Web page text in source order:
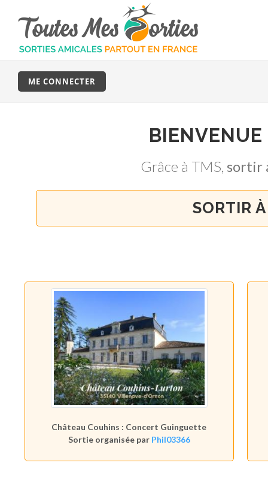
ME CONNECTER
Grâce à TMS, sortir
SORTIR
Château Couhins : Concert Guinguette
Sortie organisée par Phil03366